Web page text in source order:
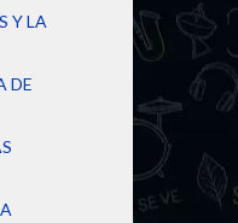
Y LA
DE